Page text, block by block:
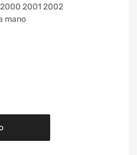
2000 2001 2002
mano